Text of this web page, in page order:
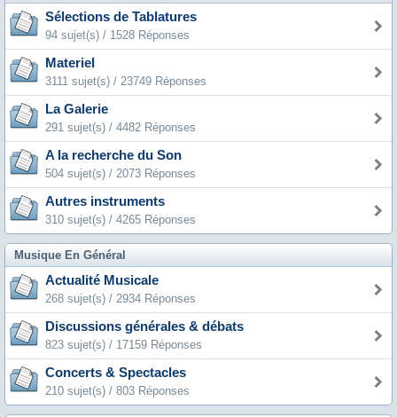
Sélections de Tablatures
94 sujet(s) / 1528 Réponses
Materiel
3111 sujet(s) / 23749 Réponses
La Galerie
291 sujet(s) / 4482 Réponses
A la recherche du Son
504 sujet(s) / 2073 Réponses
Autres instruments
310 sujet(s) / 4265 Réponses
Musique En Général
Actualité Musicale
268 sujet(s) / 2934 Réponses
Discussions générales & débats
823 sujet(s) / 17159 Réponses
Concerts & Spectacles
210 sujet(s) / 803 Réponses